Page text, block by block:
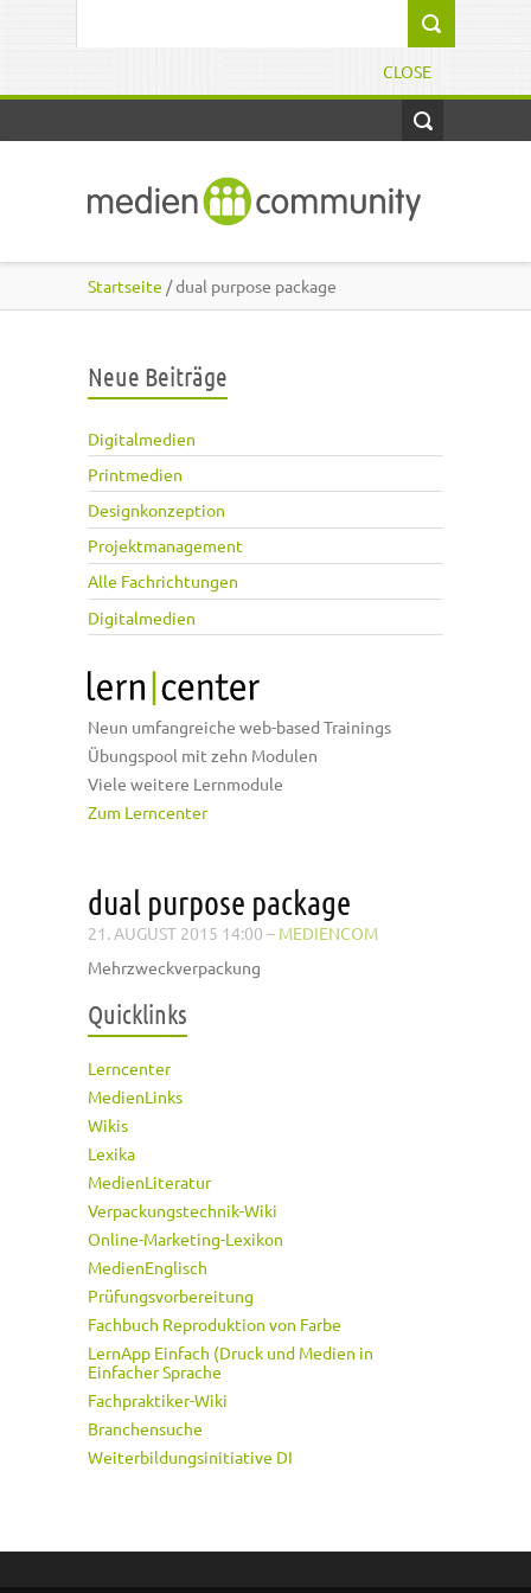
CLOSE
Startseite / dual purpose package
Neue Beiträge
Digitalmedien
Printmedien
Designkonzeption
Projektmanagement
Alle Fachrichtungen
Digitalmedien
Neun umfangreiche web-based Trainings
Übungspool mit zehn Modulen
Viele weitere Lernmodule
Zum Lerncenter
dual purpose package
21. AUGUST 2015 14:00 – MEDIENCOM
Mehrzweckverpackung
Quicklinks
Lerncenter
MedienLinks
Wikis
Lexika
MedienLiteratur
Verpackungstechnik-Wiki
Online-Marketing-Lexikon
MedienEnglisch
Prüfungsvorbereitung
Fachbuch Reproduktion von Farbe
LernApp Einfach (Druck und Medien in
Einfacher Sprache
Fachpraktiker-Wiki
Branchensuche
Weiterbildungsinitiative DI